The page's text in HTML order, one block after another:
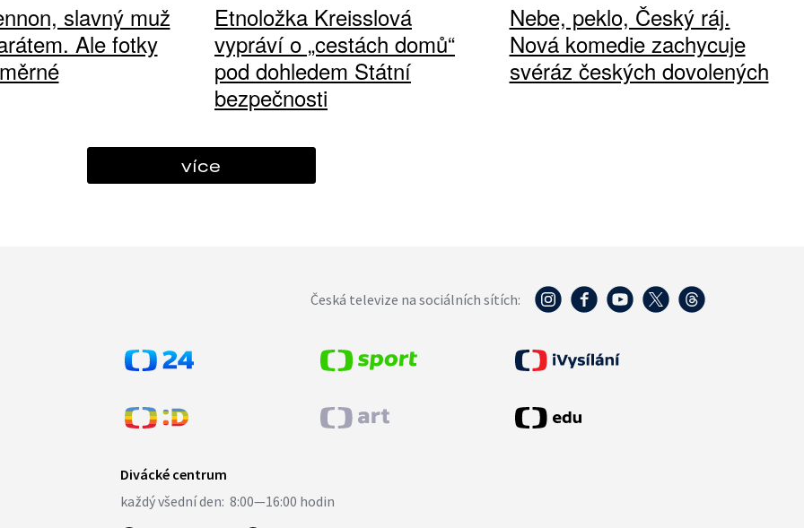
slavný muž
Ale fotky
Etnoložka Kreisslová
vypráví o „cestách domů“
pod dohledem Státní
bezpečnosti
Nebe, peklo, Český ráj.
Nová komedie zachycuje
svéráz českých dovolených
více
Česká televize na sociálních sítích: